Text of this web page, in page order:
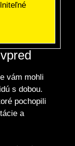
vám mohli
s dobou.
pochopili
a